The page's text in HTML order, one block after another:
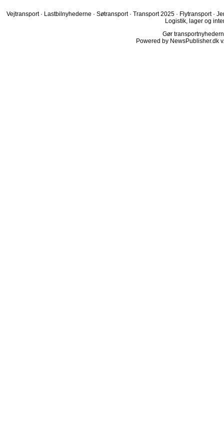
Vejtransport · Lastbilnyhederne · Søtransport · Transport 2025 · Flytransport ·
Logistik, lager og
Gør
Powered by NewsPublisher.dk